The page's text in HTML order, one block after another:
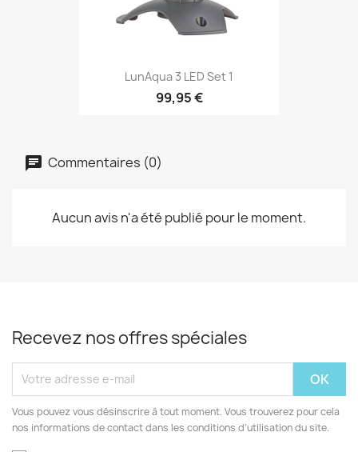
LunAqua 3 LED Set 1
99,95 €
Commentaires (0)
Aucun avis n'a été publié pour le moment.
Recevez nos offres spéciales
Vous pouvez vous désinscrire à tout moment. Vous trouverez pour cela
nos informations de contact dans les conditions d'utilisation du site.